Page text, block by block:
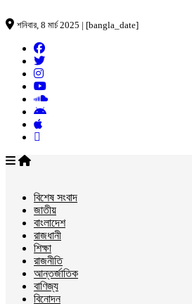
শনিবার, 8 মার্চ 2025 | [bangla_date]
বিশেষ সংবাদ
জাতীয়
বাংলাদেশ
রাজধানী
শিক্ষা
রাজনীতি
আন্তর্জাতিক
বাণিজ্য
বিনোদন